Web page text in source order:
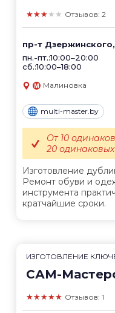
★★★★★ Отзывов: 2
пр-т Дзержинского,
пн.-пт.:10:00–20:00
сб.:10:00–18:00
Малиновка
multi-master.by
Изготовление
Ремонт обуви и
инструмента
кратчайшие сроки.
От 10
20
ИЗГОТОВЛЕНИЕ
САМ-
★★★★★ Отзывов: 1